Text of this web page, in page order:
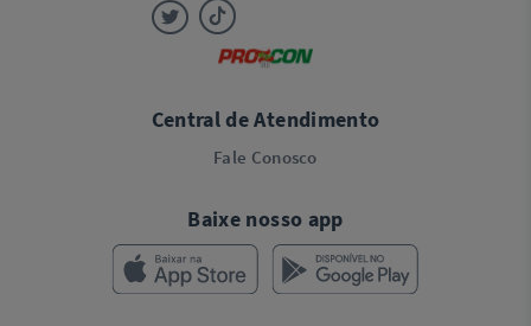
Central de Atendimento
Fale Conosco
Baixe nosso app